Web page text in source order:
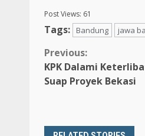
Post Views: 61
Tags: Bandung jawa
Continue
Reading
Previous:
KPK Dalami
Suap Proyek Bekasi